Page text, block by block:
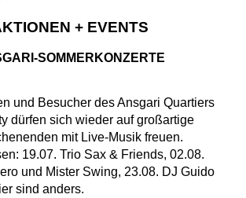
+ EVENTS
SOMMERKONZERTE
und Besucher des Ansgari Quartiers
dürfen sich wieder auf großartige
mit Live-Musik freuen.
19.07. Trio Sax & Friends, 02.08.
und Mister Swing, 23.08. DJ Guido
sind anders.